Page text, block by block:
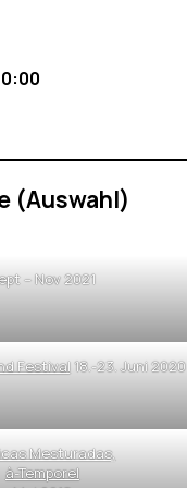
(Auswahl)
– Nov 2021
Festival18.-23. Juni 2020
Mesturadas,
à-Temporel